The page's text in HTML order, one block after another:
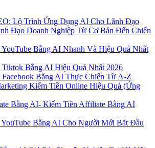
Lộ Trình Ứng Dụng AI Cho Lãnh Đạo
Đạo Doanh Nghiệp Từ Cơ Bản Đến Chiến
Bằng AI Nhanh Và Hiệu Quả Nhất
Bằng AI Hiệu Quả Nhất 2026
Bằng AI Thực Chiến Từ A-Z
Kiếm Tiền Online Hiệu Quả (Ứng
Bằng AI- Kiếm Tiền Affiliate Bằng AI
Bằng AI Cho Người Mới Bắt Đầu